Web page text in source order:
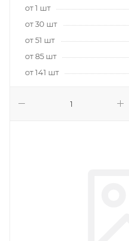
от 1 шт
от 30 шт
от 51 шт
от 85 шт
от 141 шт